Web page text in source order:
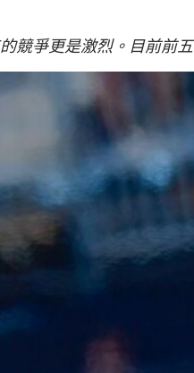
競爭更是激烈。目前前